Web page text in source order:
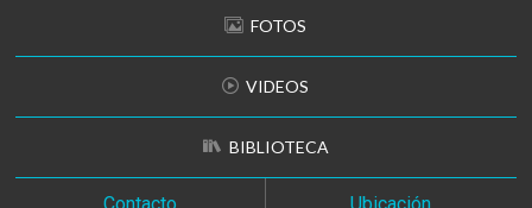
FOTOS
VIDEOS
BIBLIOTECA